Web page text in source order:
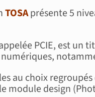
TOSAprésente 5
PCIE, est un
au choix
module design